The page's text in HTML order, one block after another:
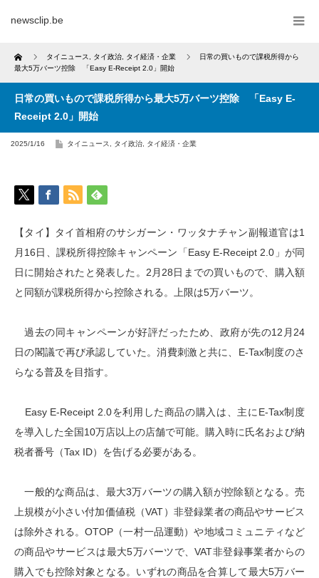
newsclip.be
Home タイニュース タイ政治 タイ経済・企業
日常の買いもので課税所得から
最大5万バーツ控除 「Easy E-Receipt 2.0」開始
日常の買いもので課税所得から最大5万バーツ控除 「Easy E-
Receipt 2.0」開始
2025/1/16 タイニュース タイ政治 タイ経済・企業
【タイ】タイ首相府のサシガーン・ワッタナチャン副報道官は1
月16日、課税所得控除キャンペーン「Easy E-Receipt 2.0」が同
日に開始されたと発表した。2月28日までの買いもので、購入額
と同額が課税所得から控除される。上限は5万バーツ。
過去の同キャンペーンが好評だったため、政府が先の12月24
日の閣議で再び承認していた。消費刺激と共に、E-Tax制度のさ
らなる普及を目指す。
Easy E-Receipt 2.0を利用した商品の購入は、主にE-Tax制度
を導入した全国10万店以上の店舗で可能。購入時に氏名および納
税者番号（Tax ID）を告げる必要がある。
一般的な商品は、最大3万バーツの購入額が控除額となる。売
上規模が小さい付加価値税（VAT）非登録業者の商品やサービス
は除外される。OTOP（一村一品運動）や地域コミュニティなど
の商品やサービスは最大5万バーツで、VAT非登録事業者からの
購入でも控除対象となる。いずれの商品を合算して最大5万バー